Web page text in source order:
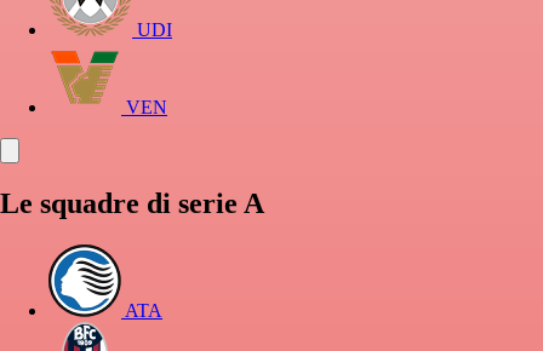
UDI
VEN
Le squadre di serie A
ATA